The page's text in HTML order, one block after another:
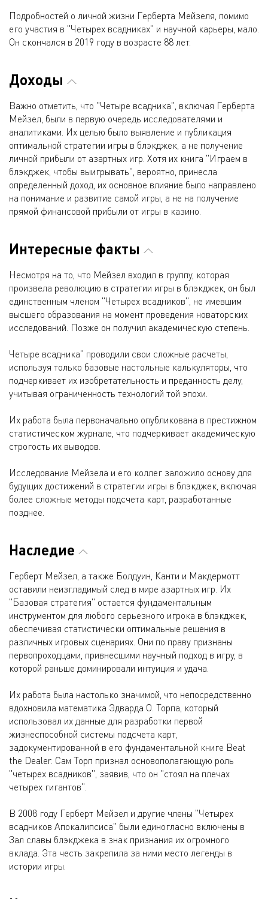
Подробностей о личной жизни Герберта Мейзеля, помимо
его участия в "Четырех всадниках" и научной карьеры, мало.
Он скончался в 2019 году в возрасте 88 лет.
Доходы
Важно отметить, что "Четыре всадника", включая Герберта
Мейзел, были в первую очередь исследователями и
аналитиками. Их целью было выявление и публикация
оптимальной стратегии игры в блэкджек, а не получение
личной прибыли от азартных игр. Хотя их книга "Играем в
блэкджек, чтобы выигрывать", вероятно, принесла
определенный доход, их основное влияние было направлено
на понимание и развитие самой игры, а не на получение
прямой финансовой прибыли от игры в казино.
Интересные факты
Несмотря на то, что Мейзел входил в группу, которая
произвела революцию в стратегии игры в блэкджек, он был
единственным членом "Четырех всадников", не имевшим
высшего образования на момент проведения новаторских
исследований. Позже он получил академическую степень.
Четыре всадника" проводили свои сложные расчеты,
используя только базовые настольные калькуляторы, что
подчеркивает их изобретательность и преданность делу,
учитывая ограниченность технологий той эпохи.
Их работа была первоначально опубликована в престижном
статистическом журнале, что подчеркивает академическую
строгость их выводов.
Исследование Мейзела и его коллег заложило основу для
будущих достижений в стратегии игры в блэкджек, включая
более сложные методы подсчета карт, разработанные
позднее.
Наследие
Герберт Мейзел, а также Болдуин, Канти и Макдермотт
оставили неизгладимый след в мире азартных игр. Их
"Базовая стратегия" остается фундаментальным
инструментом для любого серьезного игрока в блэкджек,
обеспечивая статистически оптимальные решения в
различных игровых сценариях. Они по праву признаны
первопроходцами, привнесшими научный подход в игру, в
которой раньше доминировали интуиция и удача.
Их работа была настолько значимой, что непосредственно
вдохновила математика Эдварда О. Торпа, который
использовал их данные для разработки первой
жизнеспособной системы подсчета карт,
задокументированной в его фундаментальной книге Beat
the Dealer. Сам Торп признал основополагающую роль
"четырех всадников", заявив, что он "стоял на плечах
четырех гигантов".
В 2008 году Герберт Мейзел и другие члены "Четырех
всадников Апокалипсиса" были единогласно включены в
Зал славы блэкджека в знак признания их огромного
вклада. Эта честь закрепила за ними место легенды в
истории игры.